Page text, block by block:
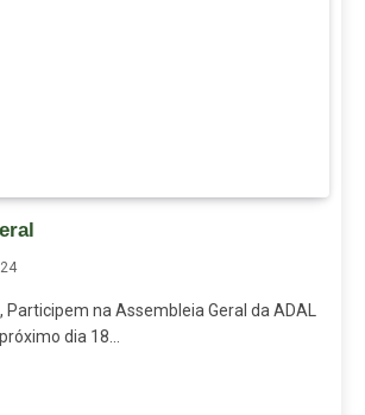
Participem na Assembleia Geral da ADAL
dia 18…